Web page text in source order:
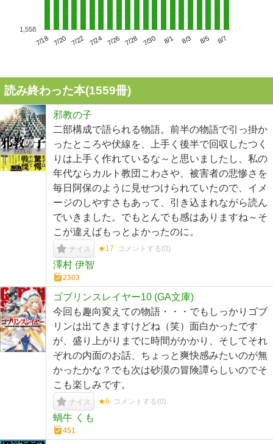
7/18 7/20 7/22 7/24 7/26 7/28 7/30 8/1 8/3 8/5 8/7
1,558
読み終わった本(1559冊)
邪教の子
二部構成で語られる物語。前半の物語で引っ掛か
ったところや伏線を、上手く後半で回収したつく
りは上手く作れているな～と思いましたし、私の
年代ならカルト教団こわさや、被害者の悲惨さを
毎日阿保のように見せつけられていたので、イメ
ージのしやすさもあって、引き込まれながら読ん
でいきました。でもとんでも感はありますね～そ
こが違えばもっとよかったのに。
ナイス ★17 コメントする(0)
澤村 伊智
2303
ゴブリンスレイヤー10 (GA文庫)
今回も趣向変えての物語・・・でもしっかりゴブ
リンは出てきますけどね（笑）面白かったです
が、盛り上がりまでに時間がかかり、そしてそれ
ぞれの内面のお話、ちょっと爽快感みたいのが無
かったかな？でも次は砂漠の冒険譚らしいのでそ
こも楽しみです。
ナイス ★6 コメントする(0)
蝸牛 くも
451